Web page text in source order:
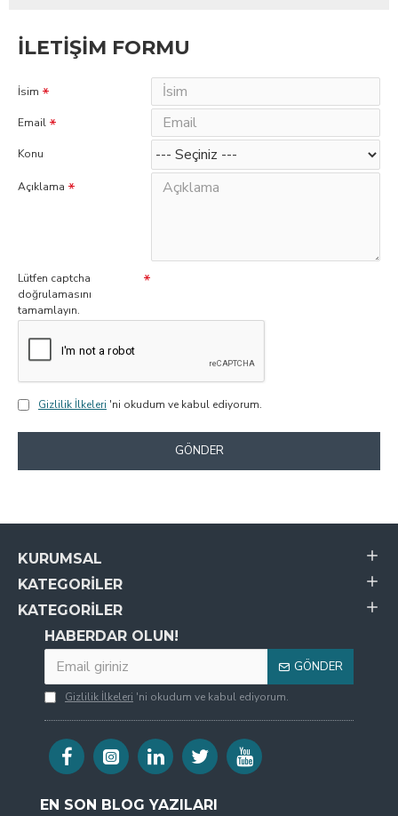
İLETIŞIM FORMU
İsim
Email
Konu
Açıklama
Lütfen captcha
doğrulamasını
tamamlayın.
Gizlilik İlkeleri 'ni okudum ve kabul ediyorum.
GÖNDER
KURUMSAL
KATEGORILER
KATEGORILER
HABERDAR OLUN!
GÖNDER
Gizlilik İlkeleri 'ni okudum ve kabul ediyorum.
EN SON BLOG YAZILARI